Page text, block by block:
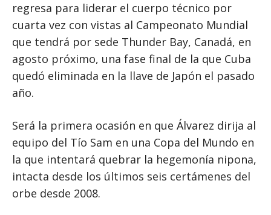
regresa para liderar el cuerpo técnico por
cuarta vez con vistas al Campeonato Mundial
que tendrá por sede Thunder Bay, Canadá, en
agosto próximo, una fase final de la que Cuba
quedó eliminada en la llave de Japón el pasado
año.
Será la primera ocasión en que Álvarez dirija al
equipo del Tío Sam en una Copa del Mundo en
la que intentará quebrar la hegemonía nipona,
intacta desde los últimos seis certámenes del
orbe desde 2008.